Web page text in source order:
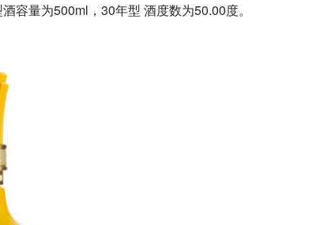
容量为500ml，30年型 酒度数为50.00度。